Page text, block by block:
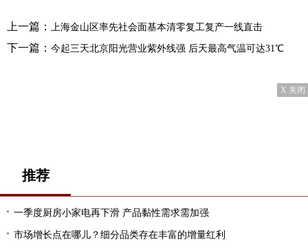
上一篇： 上海金山区率先社会面基本清零复工复产一线直击
下一篇： 今起三天北京阳光营业紫外线强 后天最高气温可达31℃
X 关闭
推荐
一季度厨房小家电再下滑 产品黏性需求需加强
市场增长点在哪儿？细分品类存在丰富的增量红利